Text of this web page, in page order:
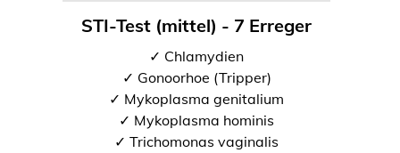
STI-Test (mittel) - 7 Erreger
✓ Chlamydien
✓ Gonoorhoe (Tripper)
✓ Mykoplasma genitalium
✓ Mykoplasma hominis
✓ Trichomonas vaginalis